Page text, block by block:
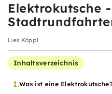
Elektrokutsche
Lies Köppl
Inhaltsverzeichnis
1.Was ist eine